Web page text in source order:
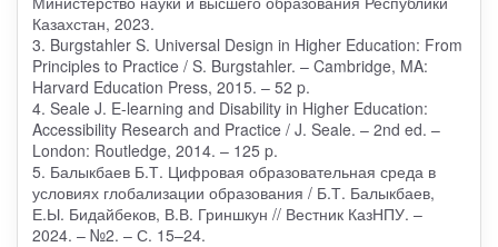
Казахстан, 2023.
3. Burgstahler S. Universal Design in Higher Education: From
Principles to Practice / S. Burgstahler. – Cambridge, MA:
Harvard Education Press, 2015. – 52 p.
4. Seale J. E-learning and Disability in Higher Education:
Accessibility Research and Practice / J. Seale. – 2nd ed. –
London: Routledge, 2014. – 125 p.
5. Балыкбаев Б.Т. Цифровая образовательная среда в
условиях глобализации образования / Б.Т. Балыкбаев,
Е.Ы. Бидайбеков, В.В. Гриншкун // Вестник КазНПУ. –
2024. – №2. – С. 15–24.